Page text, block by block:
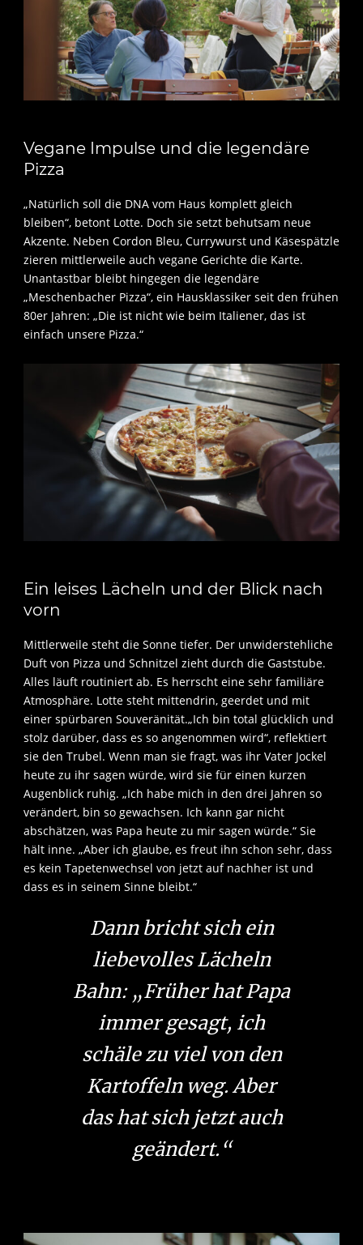
Vegane Impulse und die legendäre
Pizza
„Natürlich soll die DNA vom Haus komplett gleich
bleiben“, betont Lotte. Doch sie setzt behutsam neue
Akzente. Neben Cordon Bleu, Currywurst und Käsespätzle
zieren mittlerweile auch vegane Gerichte die Karte.
Unantastbar bleibt hingegen die legendäre
„Meschenbacher Pizza“, ein Hausklassiker seit den frühen
80er Jahren: „Die ist nicht wie beim Italiener, das ist
einfach unsere Pizza.“
Ein leises Lächeln und der Blick nach
vorn
Mittlerweile steht die Sonne tiefer. Der unwiderstehliche
Duft von Pizza und Schnitzel zieht durch die Gaststube.
Alles läuft routiniert ab. Es herrscht eine sehr familiäre
Atmosphäre. Lotte steht mittendrin, geerdet und mit
einer spürbaren Souveränität.„Ich bin total glücklich und
stolz darüber, dass es so angenommen wird“, reflektiert
sie den Trubel. Wenn man sie fragt, was ihr Vater Jockel
heute zu ihr sagen würde, wird sie für einen kurzen
Augenblick ruhig. „Ich habe mich in den drei Jahren so
verändert, bin so gewachsen. Ich kann gar nicht
abschätzen, was Papa heute zu mir sagen würde.“ Sie
hält inne. „Aber ich glaube, es freut ihn schon sehr, dass
es kein Tapetenwechsel von jetzt auf nachher ist und
dass es in seinem Sinne bleibt.“
Dann bricht sich ein
liebevolles Lächeln
Bahn: „Früher hat Papa
immer gesagt, ich
schäle zu viel von den
Kartoffeln weg. Aber
das hat sich jetzt auch
geändert.“